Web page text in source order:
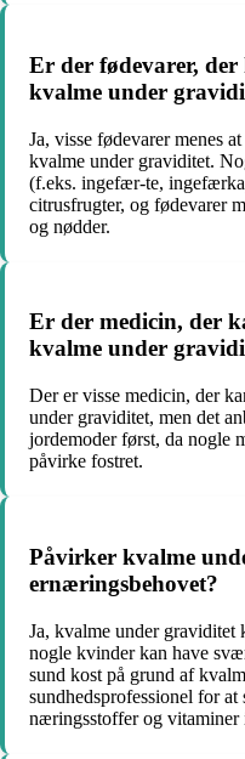
Er der fødevarer,
kvalme under
Ja, visse fødevarer menes
kvalme under graviditet.
(f.eks. ingefær-te,
citrusfrugter, og fødevarer
og nødder.
Er der medicin, der
kvalme under
Der er visse medicin, der
under graviditet, men det
jordemoder først, da nogle
påvirke fostret.
Påvirker kvalme
ernæringsbehovet?
Ja, kvalme under graviditet
nogle kvinder kan have
sund kost på grund af
sundhedsprofessionel for
næringsstoffer og vitaminer